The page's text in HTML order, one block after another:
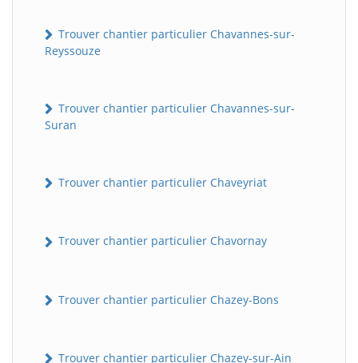
Trouver chantier particulier Chavannes-sur-
Reyssouze
Trouver chantier particulier Chavannes-sur-
Suran
Trouver chantier particulier Chaveyriat
Trouver chantier particulier Chavornay
Trouver chantier particulier Chazey-Bons
Trouver chantier particulier Chazey-sur-Ain